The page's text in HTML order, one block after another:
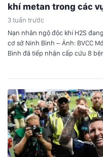
khí metan trong các
3 tuần trước
Nạn nhân ngộ độc khí H2S
cơ sở Ninh Bình – Ảnh: BVCC
Bình đã tiếp nhận cấp cứu 8